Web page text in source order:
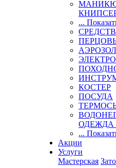
...
КОСТЕР
ПОСУДА
ОДЕЖДА
...
Акции
Услуги
Мастерская